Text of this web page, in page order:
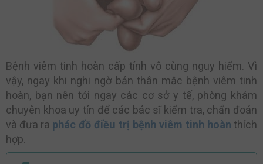
Bệnh viêm tinh hoàn cấp tính vô cùng nguy hiểm. Vì
vậy, ngay khi nghi ngờ bản thân mắc bệnh viêm tinh
hoàn, bạn nên tới ngay các cơ sở y tế, phòng khám
chuyên khoa uy tín để các bác sĩ kiểm tra, chẩn đoán
và đưa ra phác đồ điều trị bệnh viêm tinh hoàn thích
hợp.